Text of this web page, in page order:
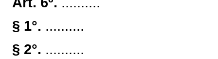
§ 1°. ..........
§ 2°. ..........